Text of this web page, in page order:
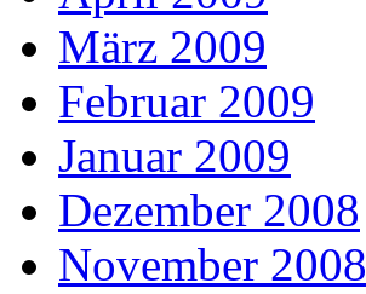
März 2009
Februar 2009
Januar 2009
Dezember 2008
November 2008